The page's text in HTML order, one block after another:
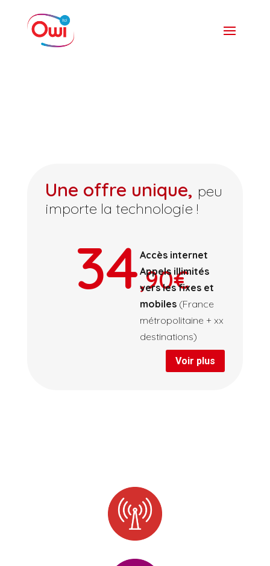
Une offre unique, peu
importe la technologie !
34,90€
Accès internet
Appels illimités
vers les fixes et
mobiles(France
métropolitaine + xx
destinations)
Voir plus